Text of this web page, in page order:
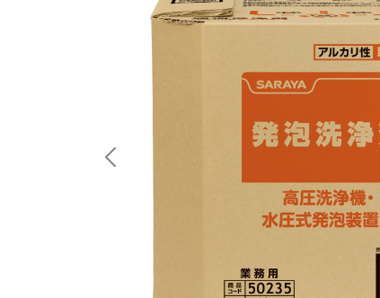
Previous